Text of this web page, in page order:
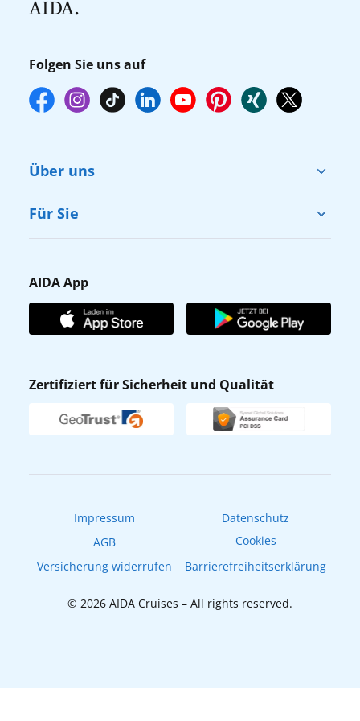
online über myAIDA vorzunehmen.
AIDA.
Folgen Sie uns auf
Über uns
Cruise & Help
Karriere
Affiliateprogramm
Verhaltens- & Ethikkodex
Newsletter
Für Sie
Gästefragebogen
AIDA Club
AIDA App
AIDA App
Zertifiziert für Sicherheit und Qualität
Impressum
Datenschutz
AGB
Cookies
Versicherung widerrufen
Barrierefreiheitserklärung
© 2026 AIDA Cruises – All rights reserved.